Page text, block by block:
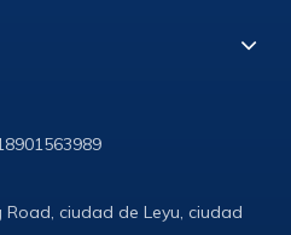
ciudad de Leyu, ciudad